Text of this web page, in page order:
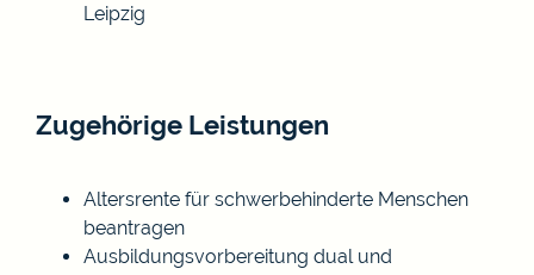
Leipzig
Zugehörige Leistungen
Altersrente für schwerbehinderte Menschen
beantragen
Ausbildungsvorbereitung dual und